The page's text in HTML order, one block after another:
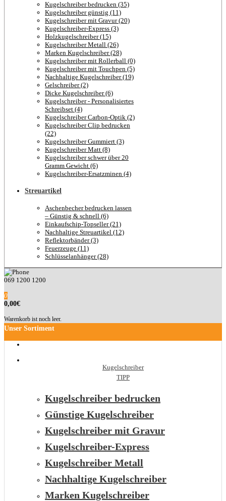
Kugelschreiber bedrucken (35)
Kugelschreiber günstig (11)
Kugelschreiber mit Gravur (20)
Kugelschreiber-Express (3)
Holzkugelschreiber (15)
Kugelschreiber Metall (26)
Marken Kugelschreiber (28)
Kugelschreiber mit Rollerball (0)
Kugelschreiber mit Touchpen (5)
Nachhaltige Kugelschreiber (19)
Gelschreiber (2)
Dicke Kugelschreiber (6)
Kugelschreiber - Personalisiertes
Schreibset (4)
Kugelschreiber Carbon-Optik (2)
Kugelschreiber Clip bedrucken
(22)
Kugelschreiber Gummiert (3)
Kugelschreiber Matt (8)
Kugelschreiber schwer über 20
Gramm Gewicht (6)
Kugelschreiber-Ersatzminen (4)
Streuartikel
Aschenbecher bedrucken lassen
– Günstig & schnell (6)
Einkaufschip-Topseller (21)
Nachhaltige Streuartikel (12)
Reflektorbänder (3)
Feuerzeuge (11)
Schlüsselanhänger (28)
069 1200 1200
0
0,00€
Warenkorb ist noch leer.
Unser Sortiment
Kugelschreiber
TIPP
Kugelschreiber bedrucken
Günstige Kugelschreiber
Kugelschreiber mit Gravur
Kugelschreiber-Express
Kugelschreiber Metall
Nachhaltige Kugelschreiber
Marken Kugelschreiber